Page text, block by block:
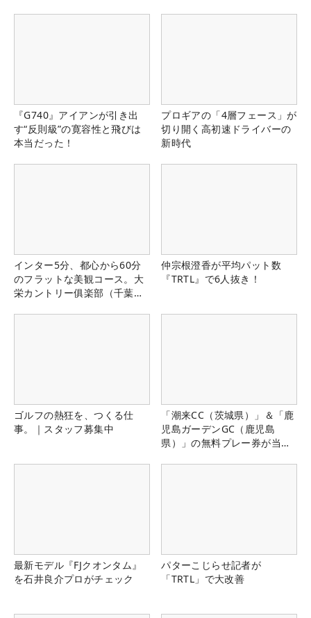
『G740』アイアンが引き出
す“反則級”の寛容性と飛びは
本当だった！
プロギアの「4層フェース」が
切り開く高初速ドライバーの
新時代
インター5分、都心から60分
のフラットな美観コース。大
栄カントリー俱楽部（千葉
仲宗根澄香が平均パット数
『TRTL』で6人抜き！
ゴルフの熱狂を、つくる仕
事。｜スタッフ募集中
「潮来CC（茨城県）」＆「鹿
児島ガーデンGC（鹿児島
県）」の無料プレー券が当た
最新モデル『FJクオンタム』
を石井良介プロがチェック
パターこじらせ記者が
「TRTL」で大改善